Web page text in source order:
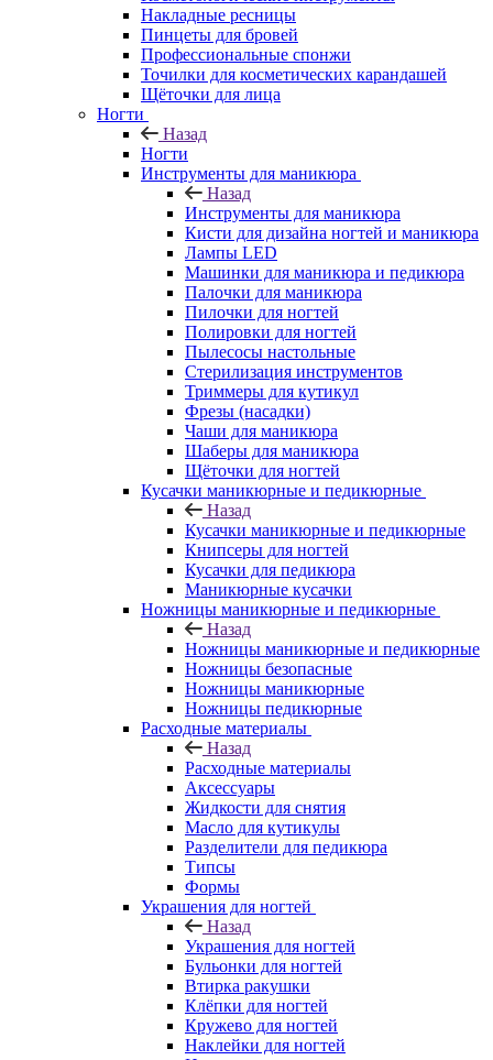
Накладные ресницы
Пинцеты для бровей
Профессиональные спонжи
Точилки для косметических карандашей
Щёточки для лица
Ногти
Назад
Ногти
Инструменты для маникюра
Назад
Инструменты для маникюра
Кисти для дизайна ногтей и маникюра
Лампы LED
Машинки для маникюра и педикюра
Палочки для маникюра
Пилочки для ногтей
Полировки для ногтей
Пылесосы настольные
Стерилизация инструментов
Триммеры для кутикул
Фрезы (насадки)
Чаши для маникюра
Шаберы для маникюра
Щёточки для ногтей
Кусачки маникюрные и педикюрные
Назад
Кусачки маникюрные и педикюрные
Книпсеры для ногтей
Кусачки для педикюра
Маникюрные кусачки
Ножницы маникюрные и педикюрные
Назад
Ножницы маникюрные и педикюрные
Ножницы безопасные
Ножницы маникюрные
Ножницы педикюрные
Расходные материалы
Назад
Расходные материалы
Аксессуары
Жидкости для снятия
Масло для кутикулы
Разделители для педикюра
Типсы
Формы
Украшения для ногтей
Назад
Украшения для ногтей
Бульонки для ногтей
Втирка ракушки
Клёпки для ногтей
Кружево для ногтей
Наклейки для ногтей